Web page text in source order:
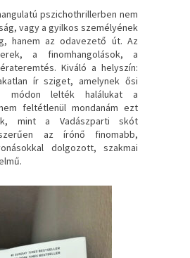
pszichothrillerben nem
vagy a gyilkos személyének
hanem az odavezető út. Az
a finomhangolások, a
Kiváló a helyszín:
ír sziget, amelynek ősi
módon lelték halálukat a
feltétlenül mondanám ezt
mint a Vadászparti skót
az írónő finomabb,
dolgozott, szakmai